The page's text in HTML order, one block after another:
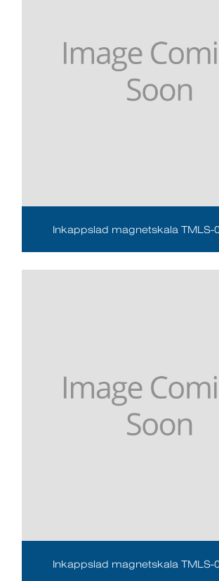
Inkappslad magnetskala TMLS-
Inkappslad magnetskala TMLS-